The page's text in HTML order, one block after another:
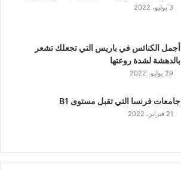
3 يوليو، 2022
أجمل الكنائس في باريس التي تجعلك تشعر
بالدهشة لشدة روعتها
29 يوليو، 2022
جامعات فرنسا التي تقبل مستوى B1
21 فبراير، 2022